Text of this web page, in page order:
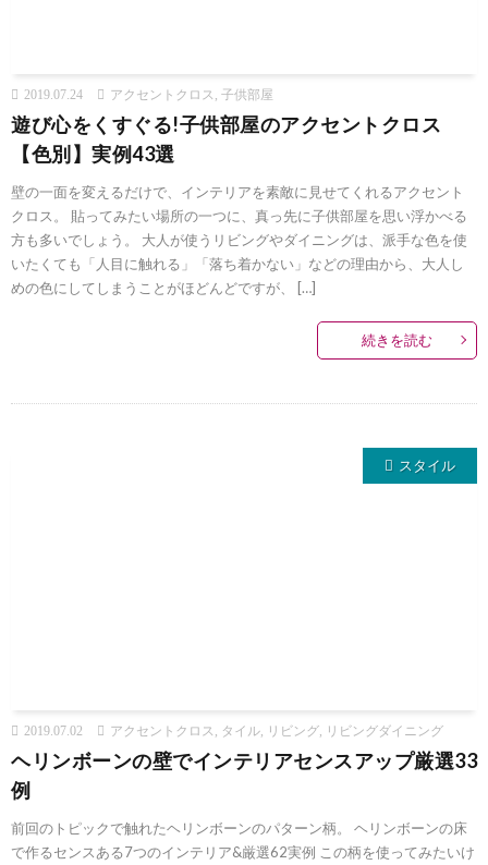
2019.07.24 アクセントクロス 子供部屋
遊び心をくすぐる!子供部屋のアクセントクロス
【色別】実例43選
壁の一面を変えるだけで、インテリアを素敵に見せてくれるアクセント
クロス。 貼ってみたい場所の一つに、真っ先に子供部屋を思い浮かべる
方も多いでしょう。 大人が使うリビングやダイニングは、派手な色を使
いたくても「人目に触れる」「落ち着かない」などの理由から、大人し
めの色にしてしまうことがほどんどですが、 […]
続きを読む
スタイル
2019.07.02 アクセントクロス タイル リビング リビングダイニング
ヘリンボーンの壁でインテリアセンスアップ厳選33
例
前回のトピックで触れたヘリンボーンのパターン柄。 ヘリンボーンの床
で作るセンスある7つのインテリア&厳選62実例 この柄を使ってみたいけ